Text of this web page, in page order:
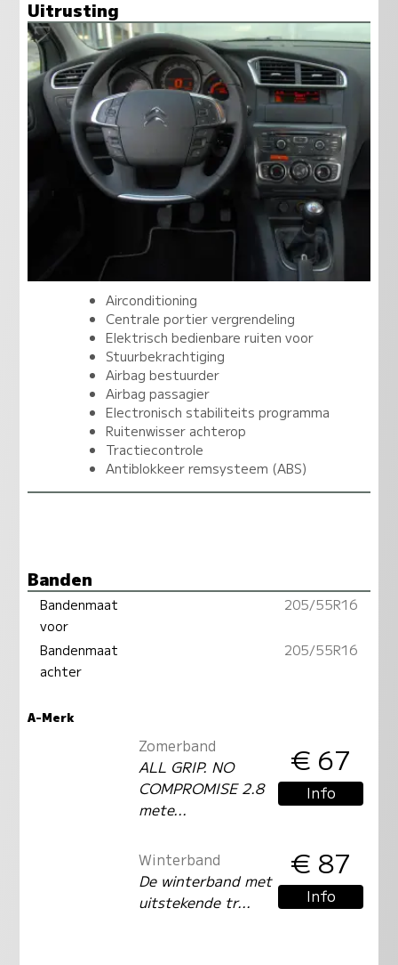
Uitrusting
Airconditioning
Centrale portier vergrendeling
Elektrisch bedienbare ruiten voor
Stuurbekrachtiging
Airbag bestuurder
Airbag passagier
Electronisch stabiliteits programma
Ruitenwisser achterop
Tractiecontrole
Antiblokkeer remsysteem (ABS)
Banden
Bandenmaat
voor
205/55R16
Bandenmaat
achter
205/55R16
A-Merk
Zomerband
ALL GRIP. NO
COMPROMISE 2.8
mete...
€ 67
Info
Winterband
De winterband met
uitstekende tr...
€ 87
Info